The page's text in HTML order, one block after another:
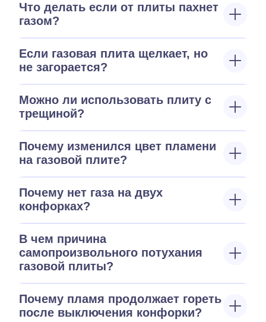
Что делать если от плиты пахнет
газом?
Если газовая плита щелкает, но
не загорается?
Можно ли использовать плиту с
трещиной?
Почему изменился цвет пламени
на газовой плите?
Почему нет газа на двух
конфорках?
В чем причина
самопроизвольного потухания
газовой плиты?
Почему пламя продолжает гореть
после выключения конфорки?